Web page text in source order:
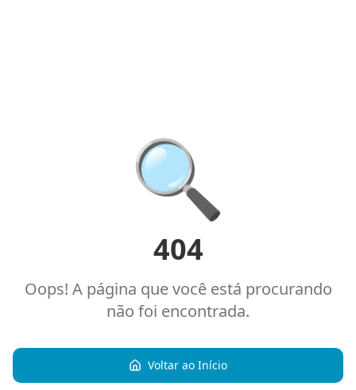
🔍
404
Oops! A página que você está procurando
não foi encontrada.
Voltar ao Início